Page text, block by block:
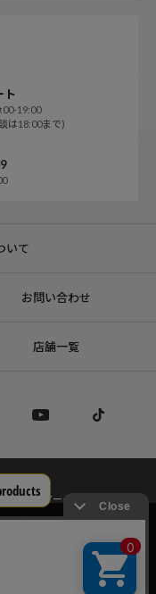
ト
19:00
は18:00まで)
いて
お問い合わせ
店舗一覧
テナブルマークについて
物営業法に基づく表記
All Rights Reserved.
適な提供、トラフィック
意したことものといたし